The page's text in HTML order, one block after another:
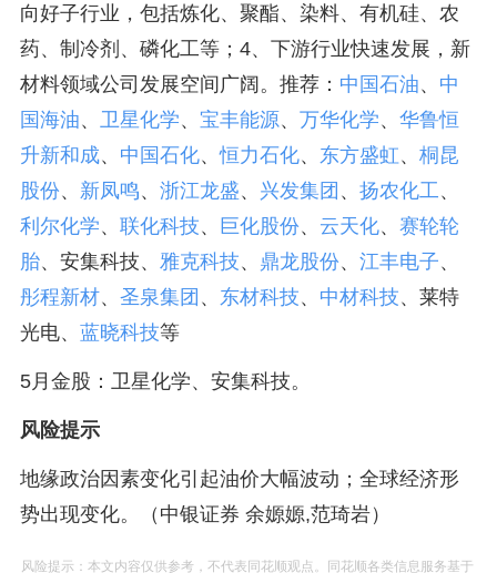
向好子行业，包括炼化、聚酯、染料、有机硅、农
药、制冷剂、磷化工等；4、下游行业快速发展，新
材料领域公司发展空间广阔。推荐： 中国石油、 中
国海油、 卫星化学、 宝丰能源、 万华化学、 华鲁恒
升新和成、 中国石化、恒力石化、 东方盛虹、 桐昆
股份、 新凤鸣、 浙江龙盛、 兴发集团 、 扬农化工、
利尔化学、 联化科技、 巨化股份、 云天化、 赛轮轮
胎、安集科技、 雅克科技、 鼎龙股份、 江丰电子、
彤程新材、 圣泉集团 、 东材科技、 中材科技、莱特
光电、 蓝晓科技等
5月金股：卫星化学、安集科技。
风险提示
地缘政治因素变化引起油价大幅波动；全球经济形
势出现变化。（中银证券 余嫄嫄,范琦岩）
风险提示：本文内容仅供参考，不代表同花顺观点。同花顺各类信息服务基于